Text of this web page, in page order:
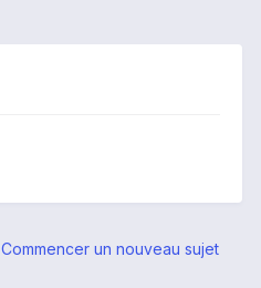
Commencer un nouveau sujet